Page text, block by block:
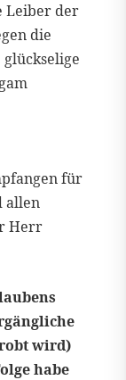
Leiber der
die
für
allen
Herr
wird)
habe